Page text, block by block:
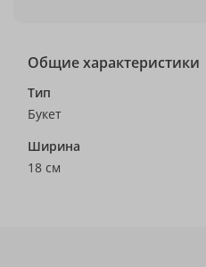
Общие характеристики
Тип
Букет
Ширина
18 см